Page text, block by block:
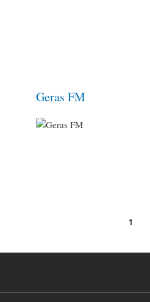
Geras FM
Page
1